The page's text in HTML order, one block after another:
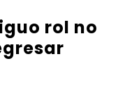
rol no